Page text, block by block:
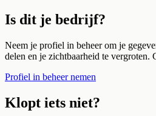
Is dit je bedrijf?
Neem je profiel in beheer om je
delen en je zichtbaarheid te vergroten.
Profiel in beheer nemen
Klopt iets niet?